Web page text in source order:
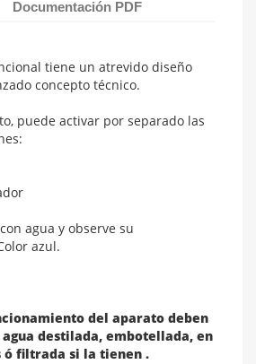
Documentación PDF
tiene un atrevido diseño
concepto técnico.
puede activar por separado las
agua y observe su
azul.
del aparato deben
destilada, embotellada, en
ó filtrada si la tienen .